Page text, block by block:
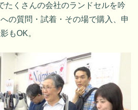
たくさんの会社のランドセルを吟
の質問・試着・その場で購入、申
もOK。